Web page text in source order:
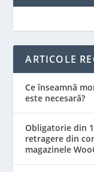
ARTICOLE
Ce înseamnă
este necesară?
Obligatorie din
retragere din
magazinele